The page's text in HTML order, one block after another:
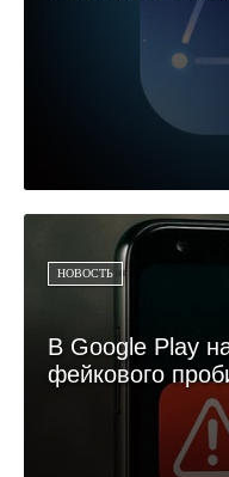
НОВОСТЬ
В Google Play
фейкового